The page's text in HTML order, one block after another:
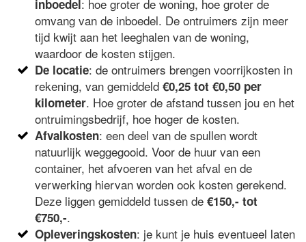
inboedel: hoe groter de woning, hoe groter de
omvang van de inboedel. De ontruimers zijn meer
tijd kwijt aan het leeghalen van de woning,
waardoor de kosten stijgen.
De locatie: de ontruimers brengen voorrijkosten in
rekening, van gemiddeld€0,25 tot €0,50 per
kilometer. Hoe groter de afstand tussen jou en het
ontruimingsbedrijf, hoe hoger de kosten.
Afvalkosten: een deel van de spullen wordt
natuurlijk weggegooid. Voor de huur van een
container, het afvoeren van het afval en de
verwerking hiervan worden ook kosten gerekend.
Deze liggen gemiddeld tussen de€150,- tot
€750,-.
Opleveringskosten: je kunt je huis eventueel laten